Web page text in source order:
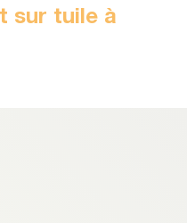
sur tuile à